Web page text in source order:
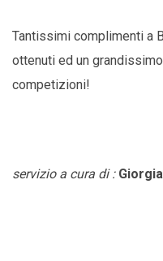
Tantissimi complimenti a
ottenuti ed un
competizioni!
servizio a cura di :